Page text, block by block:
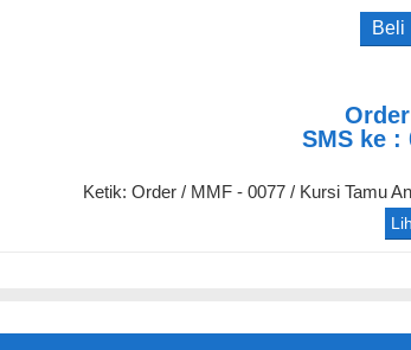
Beli
SMS ke :
Ketik: Order / MMF - 0077 / Kursi Tamu